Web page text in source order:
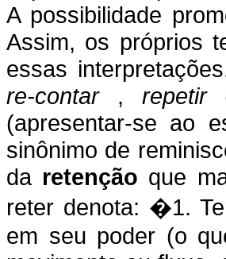
A possibilidade
Assim, os próprios
essas
re-contar , repetir
(apresentar-se ao
sinônimo de
da retenção que
reter denota: �1.
em seu poder (o